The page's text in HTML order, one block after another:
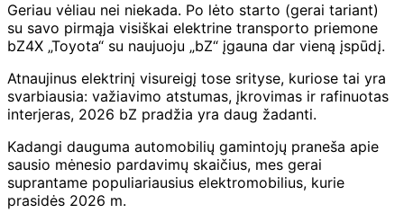
Geriau vėliau nei niekada. Po lėto starto (gerai tariant)
su savo pirmąja visiškai elektrine transporto priemone
bZ4X „Toyota“ su naujuoju „bZ“ įgauna dar vieną įspūdį.
Atnaujinus elektrinį visureigį tose srityse, kuriose tai yra
svarbiausia: važiavimo atstumas, įkrovimas ir rafinuotas
interjeras, 2026 bZ pradžia yra daug žadanti.
Kadangi dauguma automobilių gamintojų praneša apie
sausio mėnesio pardavimų skaičius, mes gerai
suprantame populiariausius elektromobilius, kurie
prasidės 2026 m.